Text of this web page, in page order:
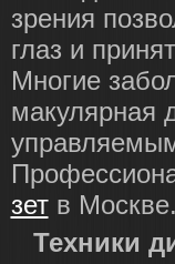
зрения
глаз и
Многие
макулярная
зетв
Техники